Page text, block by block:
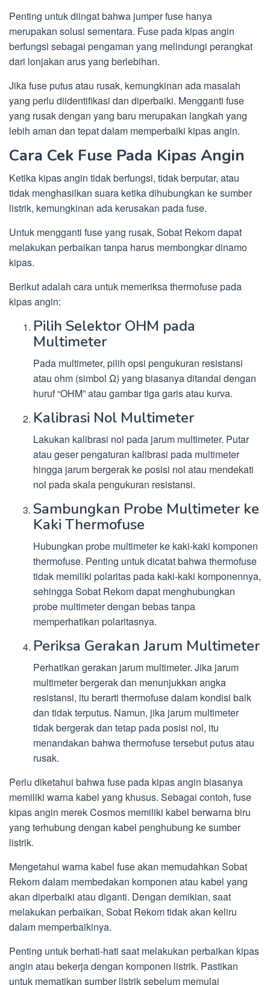
Penting untuk diingat bahwa jumper fuse hanya
merupakan solusi sementara. Fuse pada kipas angin
berfungsi sebagai pengaman yang melindungi perangkat
dari lonjakan arus yang berlebihan.
Jika fuse putus atau rusak, kemungkinan ada masalah
yang perlu diidentifikasi dan diperbaiki. Mengganti fuse
yang rusak dengan yang baru merupakan langkah yang
lebih aman dan tepat dalam memperbaiki kipas angin.
Cara Cek Fuse Pada Kipas Angin
Ketika kipas angin tidak berfungsi, tidak berputar, atau
tidak menghasilkan suara ketika dihubungkan ke sumber
listrik, kemungkinan ada kerusakan pada fuse.
Untuk mengganti fuse yang rusak, Sobat Rekom dapat
melakukan perbaikan tanpa harus membongkar dinamo
kipas.
Berikut adalah cara untuk memeriksa thermofuse pada
kipas angin:
Pilih Selektor OHM pada
Multimeter
Pada multimeter, pilih opsi pengukuran resistansi
atau ohm (simbol Ω) yang biasanya ditandai dengan
huruf “OHM” atau gambar tiga garis atau kurva.
Kalibrasi Nol Multimeter
Lakukan kalibrasi nol pada jarum multimeter. Putar
atau geser pengaturan kalibrasi pada multimeter
hingga jarum bergerak ke posisi nol atau mendekati
nol pada skala pengukuran resistansi.
Sambungkan Probe Multimeter ke
Kaki Thermofuse
Hubungkan probe multimeter ke kaki-kaki komponen
thermofuse. Penting untuk dicatat bahwa thermofuse
tidak memiliki polaritas pada kaki-kaki komponennya,
sehingga Sobat Rekom dapat menghubungkan
probe multimeter dengan bebas tanpa
memperhatikan polaritasnya.
Periksa Gerakan Jarum Multimeter
Perhatikan gerakan jarum multimeter. Jika jarum
multimeter bergerak dan menunjukkan angka
resistansi, itu berarti thermofuse dalam kondisi baik
dan tidak terputus. Namun, jika jarum multimeter
tidak bergerak dan tetap pada posisi nol, itu
menandakan bahwa thermofuse tersebut putus atau
rusak.
Perlu diketahui bahwa fuse pada kipas angin biasanya
memiliki warna kabel yang khusus. Sebagai contoh, fuse
kipas angin merek Cosmos memiliki kabel berwarna biru
yang terhubung dengan kabel penghubung ke sumber
listrik.
Mengetahui warna kabel fuse akan memudahkan Sobat
Rekom dalam membedakan komponen atau kabel yang
akan diperbaiki atau diganti. Dengan demikian, saat
melakukan perbaikan, Sobat Rekom tidak akan keliru
dalam memperbaikinya.
Penting untuk berhati-hati saat melakukan perbaikan kipas
angin atau bekerja dengan komponen listrik. Pastikan
untuk mematikan sumber listrik sebelum memulai